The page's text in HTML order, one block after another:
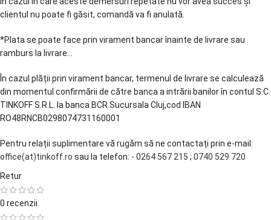
clientul nu poate fi găsit, comandă va fi anulată.
*Plata se poate face prin virament bancar înainte de livrare sau
ramburs la livrare...
În cazul plății prin virament bancar, termenul de livrare se calculează
din momentul confirmării de către banca a intrării banilor în contul S.C.
TINKOFF S.R.L. la banca BCR Sucursala Cluj,cod IBAN
RO48RNCB0298074731160001
Pentru relații suplimentare vă rugăm să ne contactați prin e-mail:
office(at)tinkoff.ro sau la telefon: - 0264 567 215 ; 0740 529 720
Retur
0 recenzii